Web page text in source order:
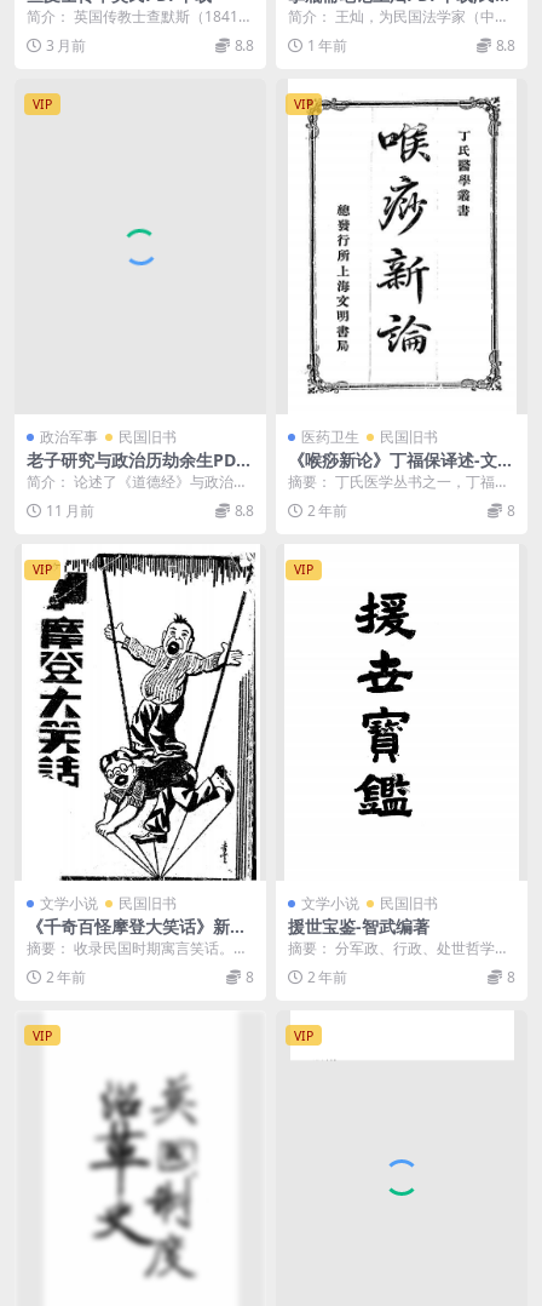
简介： 英国传教士查默斯（1841—
1901）传。以Levett Richard...
3 月前 8.8
王灿法学研究著作集
简介： 王灿，为民国法学家（中央
大学法学院院长），著有《宪法原
理》《国际私法》等...
1 年前 8.8
VIP
政治军事 民国旧书
老子研究与政治历劫余生PDF
下载,老子政治哲学研究
简介： 论述了《道德经》与政治的
关系。认为《老子》一书是一部积
极的、真实的政治经...
11 月前 8.8
VIP
医药卫生 民国旧书
《喉痧新论》丁福保译述-文明
书局-民国2[1913]-中医古籍下
载
摘要： 丁氏医学丛书之一，丁福保
译，喉痧即白喉。内分：喉痧浅说
与喉痧言粹两篇，简...
2 年前 8
VIP
文学小说 民国旧书
《千奇百怪摩登大笑话》新大
陆书局-出版不详-pdf古籍下载
摘要： 收录民国时期寓言笑话。千
奇百怪摩登大笑话pdf下载 截图：
服务说明： ...
2 年前 8
VIP
文学小说 民国旧书
援世宝鉴-智武编著
摘要： 分军政、行政、处世哲学、
真理、参政5编。介绍有关知识 截
图： 服务说明：...
2 年前 8
VIP VIP